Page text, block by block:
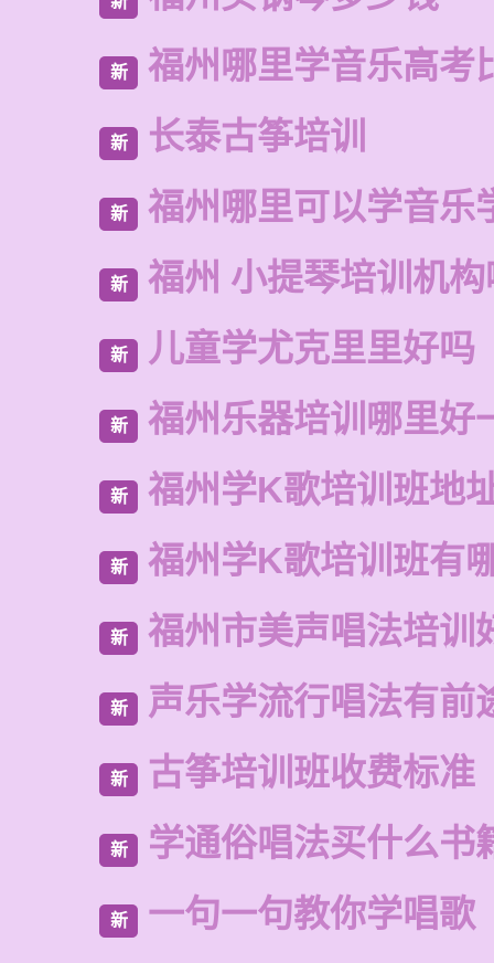
新 福州哪里学音乐高考
新 长泰古筝培训
新 福州哪里可以学音乐
新 福州 小提琴培训机
新 儿童学尤克里里好吗
新 福州乐器培训哪里好
新 福州学K歌培训班地
新 福州学K歌培训班有
新 福州市美声唱法培训
新 声乐学流行唱法有前
新 古筝培训班收费标准
新 学通俗唱法买什么书
新 一句一句教你学唱歌